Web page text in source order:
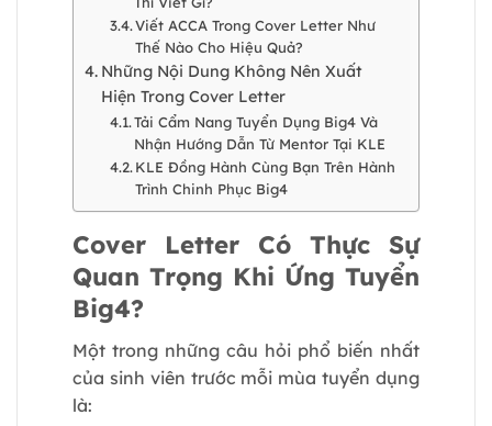
Viết ACCA Trong Cover Letter Như
Thế Nào Cho Hiệu Quả?
Những Nội Dung Không Nên Xuất
Hiện Trong Cover Letter
Tải Cẩm Nang Tuyển Dụng Big4 Và
Nhận Hướng Dẫn Từ Mentor Tại KLE
KLE Đồng Hành Cùng Bạn Trên Hành
Trình Chinh Phục Big4
Cover Letter Có Thực Sự
Quan Trọng Khi Ứng Tuyển
Big4?
Một trong những câu hỏi phổ biến nhất
của sinh viên trước mỗi mùa tuyển dụng
là: